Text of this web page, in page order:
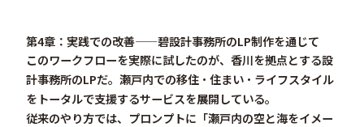
第4章：実践での改善——碧設計事務所のLP制作を通じて
このワークフローを実際に試したのが、香川を拠点とする設
計事務所のLPだ。瀬戸内での移住・住まい・ライフスタイル
をトータルで支援するサービスを展開している。
従来のやり方では、プロンプトに「瀬戸内の空と海をイメー